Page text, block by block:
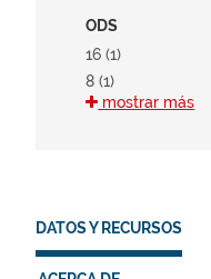
ODS
16 (1)
8 (1)
eu (1)
mostrar más
DATOS Y RECURSOS